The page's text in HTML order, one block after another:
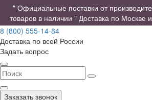
" Официальные поставки от
товаров в наличии " Доставка по Москве
8 (800) 555-14-84
Доставка по всей России
Задать вопрос
Заказать звонок